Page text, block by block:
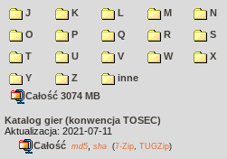
J
K L M
N
O
P Q R
S
T
U V W
X
Y
Z
inne
Całość 3074 MB
Katalog gier (konwencja TOSEC)
Aktualizacja: 2021-07-11
Całość md5 sha (7-Zip TUGZip)